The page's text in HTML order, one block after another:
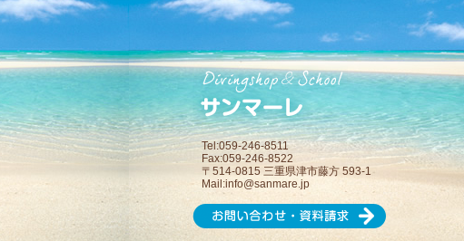
Tel:059-246-8511
Fax:059-246-8522
〒514-0815 三重県津市藤方 593-1
Mail:info@sanmare.jp